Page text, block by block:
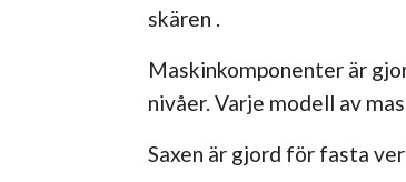
skären .
Maskinkomponenter är
nivåer. Varje modell av
Saxen är gjord för fasta